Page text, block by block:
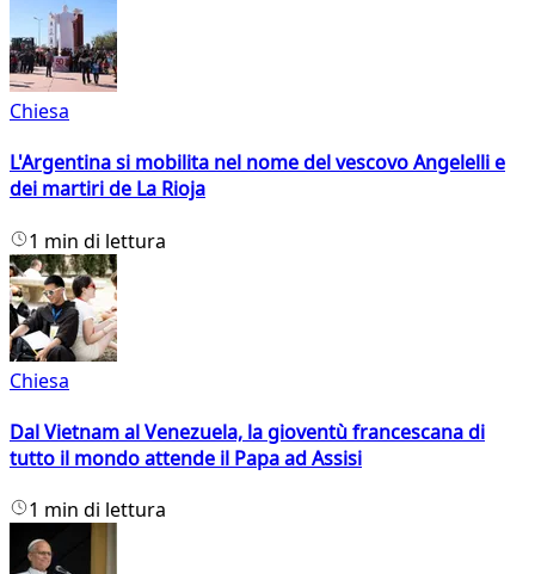
Chiesa
L'Argentina si mobilita nel nome del vescovo Angelelli e
dei martiri de La Rioja
1 min di lettura
Chiesa
Dal Vietnam al Venezuela, la gioventù francescana di
tutto il mondo attende il Papa ad Assisi
1 min di lettura